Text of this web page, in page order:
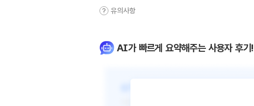
유의사항
AI가 빠르게 요약해주는 사용자 후기!